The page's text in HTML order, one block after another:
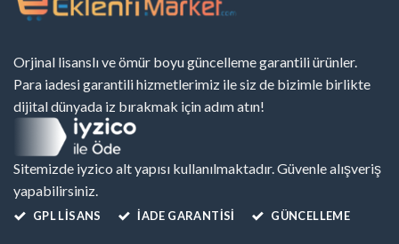
Orjinal lisanslı ve ömür boyu güncelleme garantili ürünler.
Para iadesi garantili hizmetlerimiz ile siz de bizimle birlikte
dijital dünyada iz bırakmak için adım atın!
Sitemizde iyzico alt yapısı kullanılmaktadır. Güvenle alışveriş
yapabilirsiniz.
GPL LISANS İADE GARANTİSİ GÜNCELLEME